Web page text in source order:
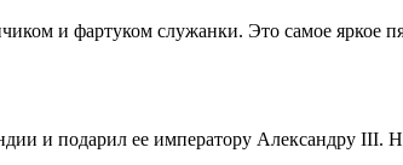
и фартуком служанки. Это самое яркое
и подарил ее императору Александру III.